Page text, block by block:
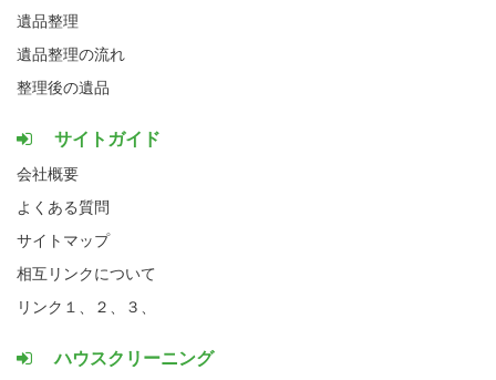
遺品整理
遺品整理の流れ
整理後の遺品
サイトガイド
会社概要
よくある質問
サイトマップ
相互リンクについて
リンク１、
２、 ３、
ハウスクリーニング